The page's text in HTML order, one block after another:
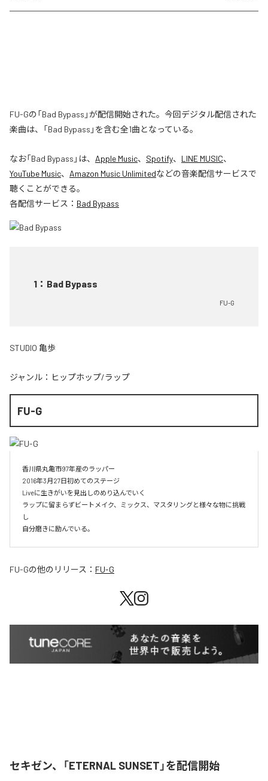
FU-Gの「Bad Bypass」が配信開始された。今回デジタル配信された
楽曲は、「Bad Bypass」を含む全1曲となっている。
なお「Bad Bypass 」は、 Apple Music、 Spotify、 LINE MUSIC、
YouTube Music、 Amazon Music Unlimitedなどの音楽配信サービスで
聴くことができる。
各配信サービス： Bad Bypass
1 ： Bad Bypass
FU-G
STUDIO 亀歩
ジャンル： ヒップホップ/ラップ
FU-G
香川県丸亀市97年産のラッパー
2016年3月27日初めてのステージ
Liveに生きがいを見出しのめり込んでいく
ラップに留まらずビートメイク、ミックス、マスタリングと様々な物に挑戦
し
自分磨きに励んでいる。
FU-Gの他のリリース： FU-G
セキゼン、「ETERNAL SUNSET」を配信開始